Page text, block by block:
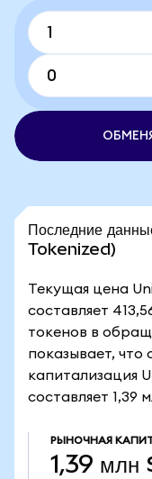
Последние
Tokenized)
Текущая цена
составляет
токенов в
показывает, что
капитализация
составляет 1,39
РЫНОЧНАЯ
1,39 млн